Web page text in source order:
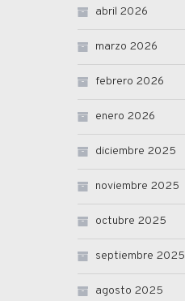
abril 2026
marzo 2026
febrero 2026
enero 2026
diciembre 2025
noviembre 2025
octubre 2025
septiembre 2025
agosto 2025